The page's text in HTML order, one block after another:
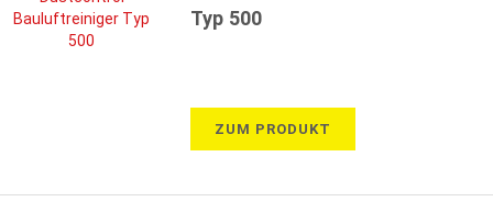
Typ 500
ZUM PRODUKT